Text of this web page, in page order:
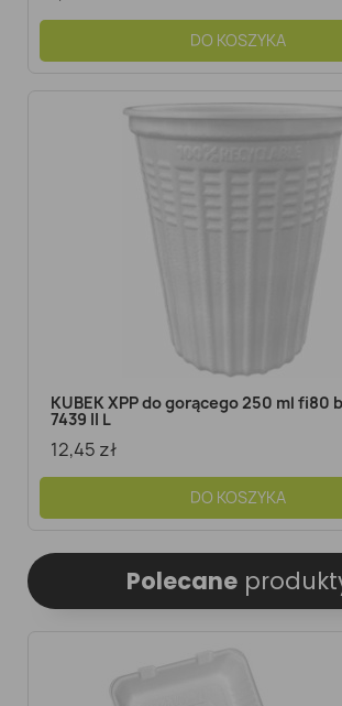
DO KOSZYKA
KUBEK XPP do gorącego 250 ml fi80
7439 II L
12,45 zł
DO KOSZYKA
Polecane